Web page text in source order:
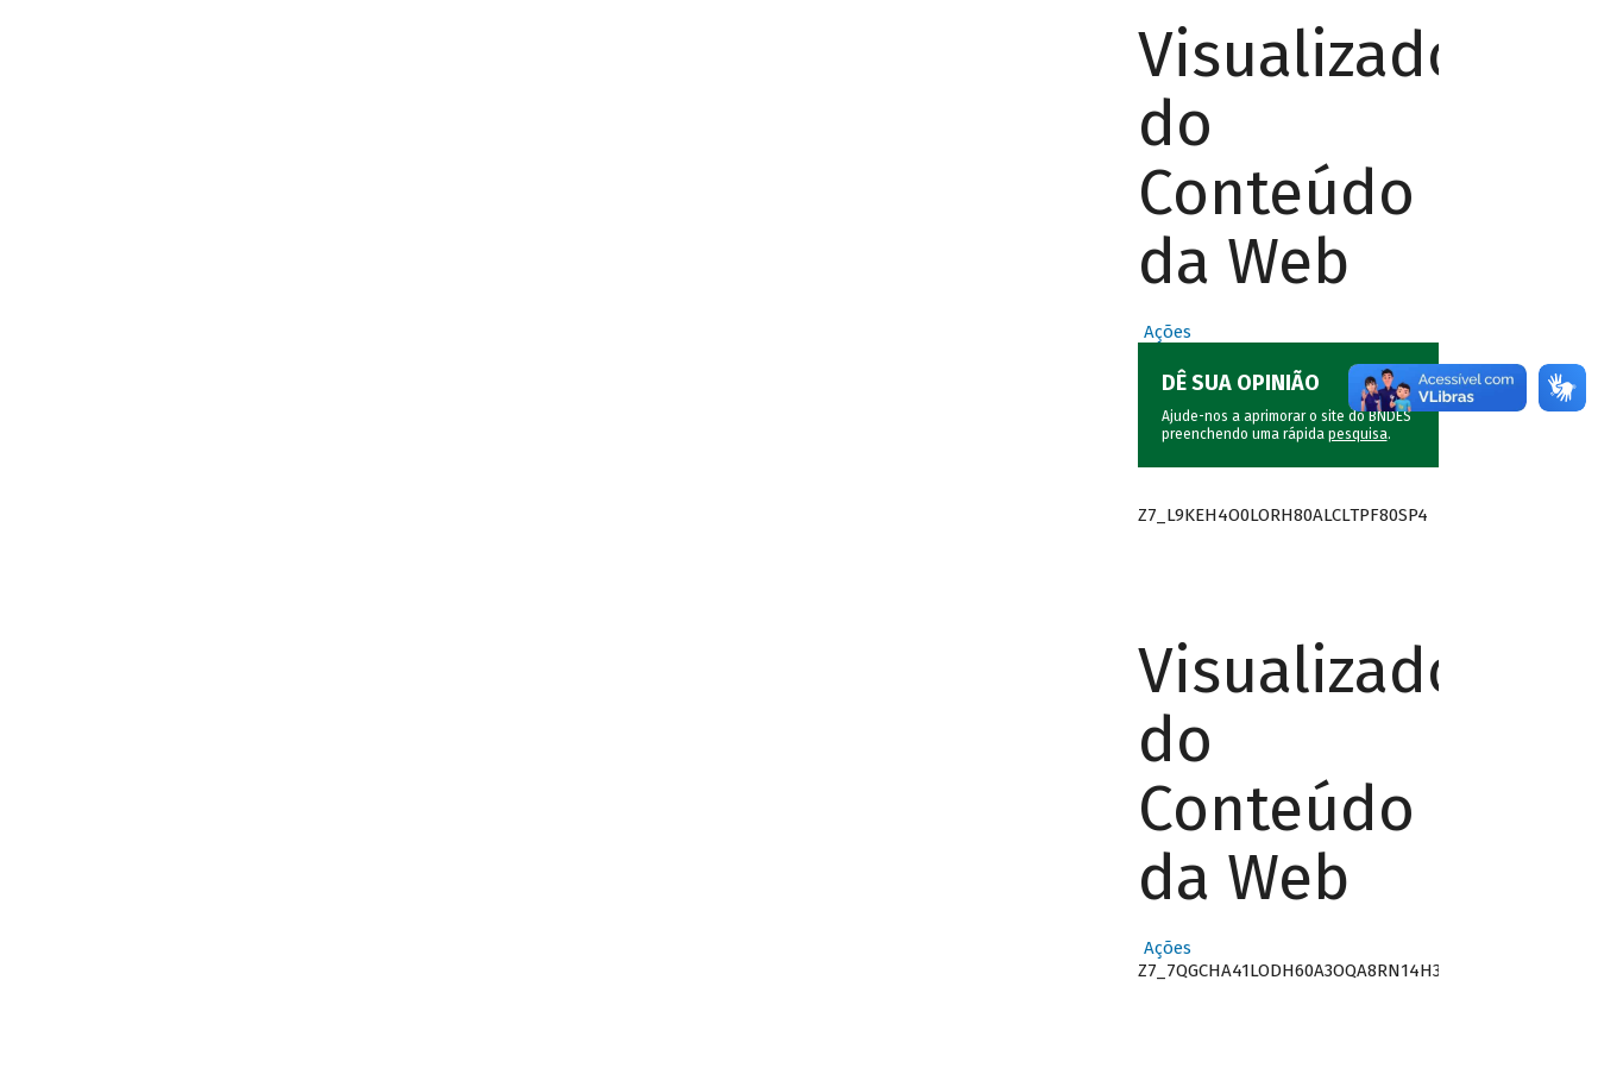
Visualizador
do
Conteúdo
da Web
Ações
DÊ SUA OPINIÃO
Ajude-nos a aprimorar o site do BNDES
preenchendo uma rápida pesquisa.
Z7_L9KEH4O0LORH80ALCLTPF80SP4
Visualizador
do
Conteúdo
da Web
Ações
Z7_7QGCHA41LODH60A3OQA8RN14H3